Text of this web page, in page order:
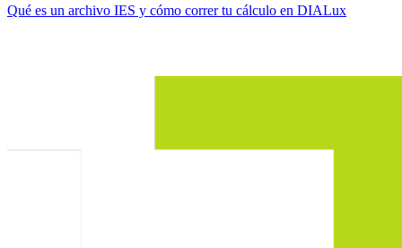
Qué es un archivo IES y cómo correr tu cálculo en DIALux